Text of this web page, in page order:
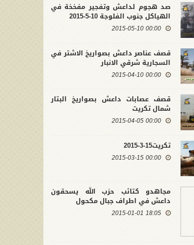
صد هجوم لداعش وتفجير مفخخة في
الهياكل جنوب الفلوجة 10-5-2015
00:00 2015-05-10
قصف عناصر داعش بصواريخ الاشتر في
السجارية شرقي الانبار
00:00 2015-04-10
قصف عصابات داعش بصواريخ البتار
شمال تكريت
00:00 2015-04-05
تكريت15-3-2015
00:00 2015-03-15
مجاهدو كتائب حزب الله يسحقون
داعش في اطراف جبال مكحول
18:05 2015-01-01